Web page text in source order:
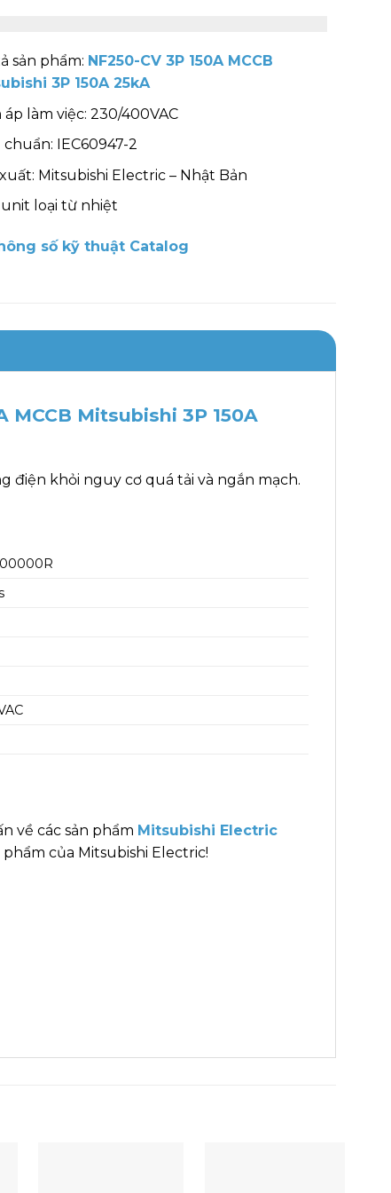
sản phẩm: NF250-CV 3P 150A MCCB
3P 150A 25kA
làm việc: 230/400VAC
chuẩn: IEC60947-2
Mitsubishi Electric – Nhật Bản
loại từ nhiệt
số kỹ thuật Catalog
MCCB Mitsubishi 3P 150A
điện khỏi nguy cơ quá tải và ngắn mạch.
về các sản phẩm Mitsubishi Electric
của Mitsubishi Electric!